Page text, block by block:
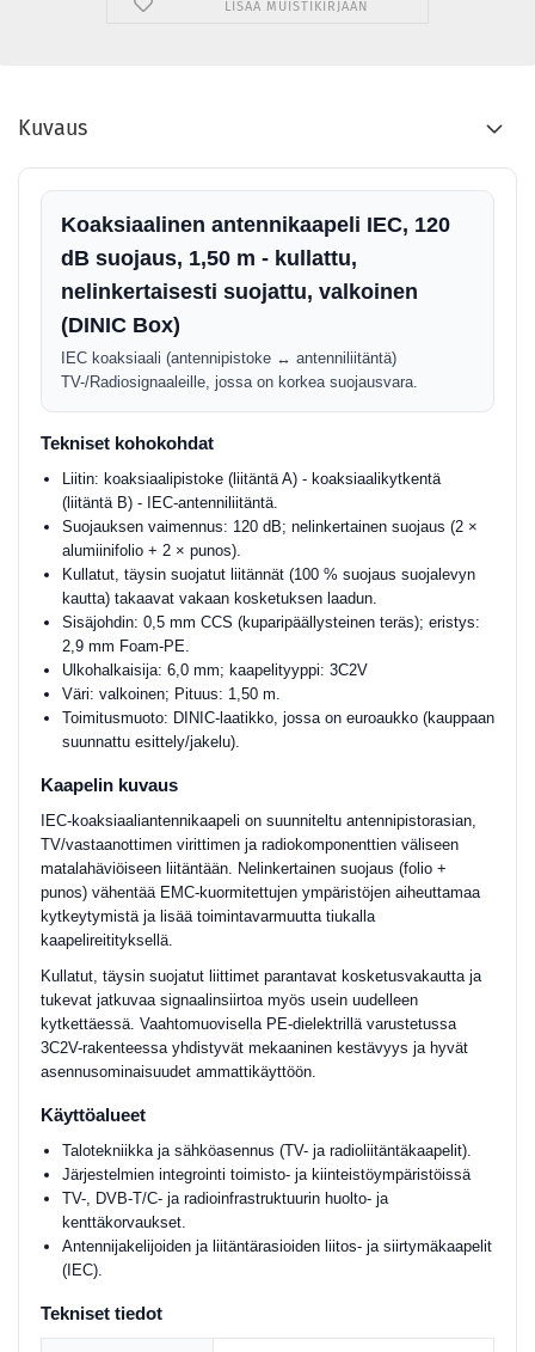
LISÄÄ MUISTIKIRJAAN
Kuvaus
Koaksiaalinen antennikaapeli IEC, 120
dB suojaus, 1,50 m - kullattu,
nelinkertaisesti suojattu, valkoinen
(DINIC Box)
IEC koaksiaali (antennipistoke ↔ antenniliitäntä)
TV-/Radiosignaaleille, jossa on korkea suojausvara.
Tekniset kohokohdat
Liitin: koaksiaalipistoke (liitäntä A) - koaksiaalikytkentä
(liitäntä B) - IEC-antenniliitäntä.
Suojauksen vaimennus: 120 dB; nelinkertainen suojaus (2 ×
alumiinifolio + 2 × punos).
Kullatut, täysin suojatut liitännät (100 % suojaus suojalevyn
kautta) takaavat vakaan kosketuksen laadun.
Sisäjohdin: 0,5 mm CCS (kuparipäällysteinen teräs); eristys:
2,9 mm Foam-PE.
Ulkohalkaisija: 6,0 mm; kaapelityyppi: 3C2V
Väri: valkoinen; Pituus: 1,50 m.
Toimitusmuoto: DINIC-laatikko, jossa on euroaukko (kauppaan
suunnattu esittely/jakelu).
Kaapelin kuvaus
IEC-koaksiaaliantennikaapeli on suunniteltu antennipistorasian,
TV/vastaanottimen virittimen ja radiokomponenttien väliseen
matalahäviöiseen liitäntään. Nelinkertainen suojaus (folio +
punos) vähentää EMC-kuormitettujen ympäristöjen aiheuttamaa
kytkeytymistä ja lisää toimintavarmuutta tiukalla
kaapelireitityksellä.
Kullatut, täysin suojatut liittimet parantavat kosketusvakautta ja
tukevat jatkuvaa signaalinsiirtoa myös usein uudelleen
kytkettäessä. Vaahtomuovisella PE-dielektrillä varustetussa
3C2V-rakenteessa yhdistyvät mekaaninen kestävyys ja hyvät
asennusominaisuudet ammattikäyttöön.
Käyttöalueet
Talotekniikka ja sähköasennus (TV- ja radioliitäntäkaapelit).
Järjestelmien integrointi toimisto- ja kiinteistöympäristöissä
TV-, DVB-T/C- ja radioinfrastruktuurin huolto- ja
kenttäkorvaukset.
Antennijakelijoiden ja liitäntärasioiden liitos- ja siirtymäkaapelit
(IEC).
Tekniset tiedot